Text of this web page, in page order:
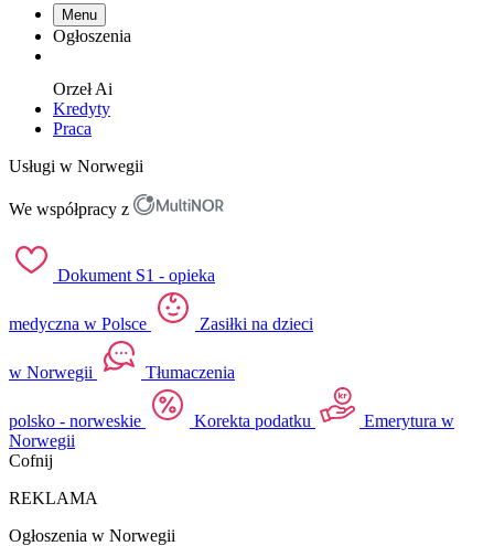
Menu
Ogłoszenia
OrzełAi
Kredyty
Praca
Usługi w Norwegii
We współpracy z
Dokument S1 - opieka
medyczna w Polsce Zasiłki na dzieci
w Norwegii Tłumaczenia
polsko - norweskie Korekta podatku
Emerytura w
Norwegii
Cofnij
REKLAMA
Ogłoszenia w Norwegii